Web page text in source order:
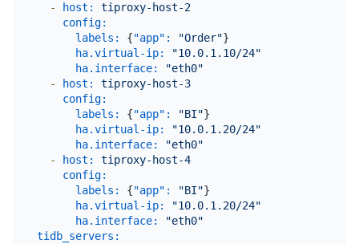
-
host:
tiproxy-host-2
config:
labels:
{"app": "Order"}
ha.virtual-ip:
"10.0.1.10/24"
ha.interface:
"eth0"
-
host:
tiproxy-host-3
config:
labels:
{"app": "BI"}
ha.virtual-ip:
"10.0.1.20/24"
ha.interface:
"eth0"
-
host:
tiproxy-host-4
config:
labels:
{"app": "BI"}
ha.virtual-ip:
"10.0.1.20/24"
ha.interface:
"eth0"
tidb_servers: